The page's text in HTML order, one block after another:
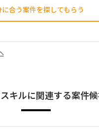
に合う案件を探してもらう​
キルに関連する案件